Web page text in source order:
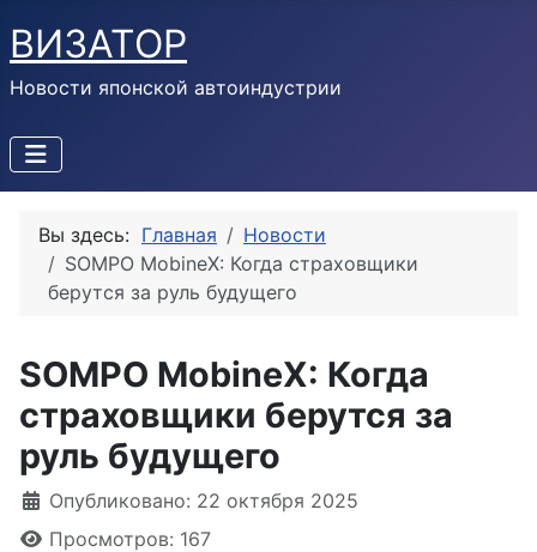
ВИЗАТОР
Новости японской автоиндустрии
Вы здесь: Главная
Новости
SOMPO MobineX: Когда страховщики
берутся за руль будущего
SOMPO MobineX: Когда
страховщики берутся за
руль будущего
Информация о материале
Опубликовано: 22 октября 2025
Просмотров: 167